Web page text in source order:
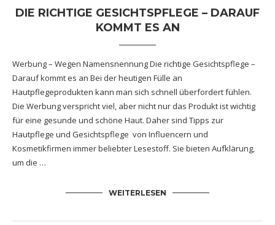
DIE RICHTIGE GESICHTSPFLEGE – DARAUF
KOMMT ES AN
Werbung – Wegen Namensnennung Die richtige Gesichtspflege –
Darauf kommt es an Bei der heutigen Fülle an
Hautpflegeprodukten kann man sich schnell überfordert fühlen.
Die Werbung verspricht viel, aber nicht nur das Produkt ist wichtig
für eine gesunde und schöne Haut. Daher sind Tipps zur
Hautpflege und Gesichtspflege von Influencern und
Kosmetikfirmen immer beliebter Lesestoff. Sie bieten Aufklärung,
um die …
WEITERLESEN